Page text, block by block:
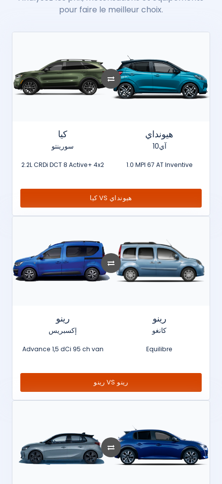
pour faire le meilleur choix.
كيا
سورينتو
2.2L CRDi DCT 8 Active+ 4x2
هيونداي
آي10
1.0 MPI 67 AT Inventive
كيا VS هيونداي
رينو
إكسبريس
Advance 1,5 dCi 95 ch van
رينو
كانغو
Equilibre
رينو VS رينو